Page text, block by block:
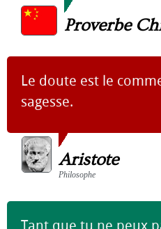
Proverbe
Le doute est le
sagesse.
Aristote
Philosophe
Tant que tu ne peux